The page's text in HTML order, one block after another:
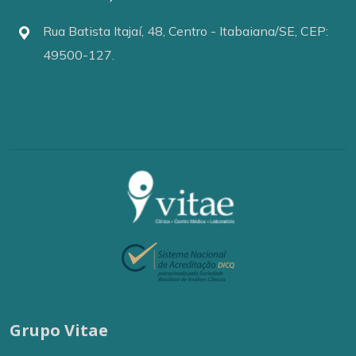
Rua Batista Itajaí, 48, Centro - Itabaiana/SE, CEP:
49500-127.
Grupo Vitae